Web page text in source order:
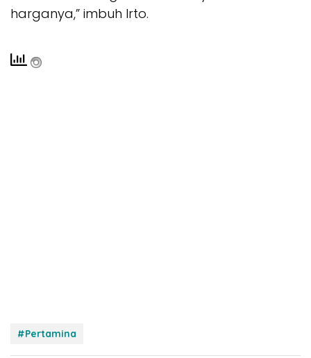
harganya,” imbuh Irto.
#Pertamina